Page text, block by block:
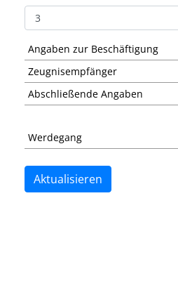
Angaben zur Beschäftigung
Zeugnisempfänger
Abschließende Angaben
Werdegang
Aktualisieren